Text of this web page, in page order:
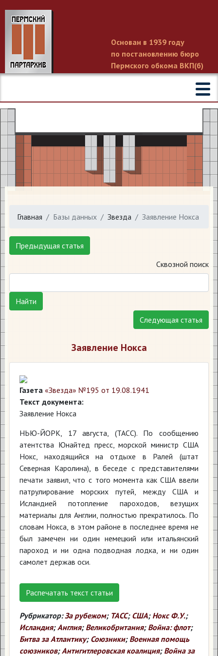
Основан в 1939 году
по постановлению бюро
Пермского обкома ВКП(б)
Главная Базы данных Звезда Заявление Нокса
Предыдущая статья
Сквозной поиск
Найти
Следующая статья
Заявление Нокса
Газета «Звезда» №195 от 19.08.1941
Текст документа:
Заявление Нокса
НЬЮ-ЙОРК, 17 августа, (ТАСС). По сообщению
атентства Юнайтед пресс, морской министр США
Нокс, находящийся на отдыхе в Ралей (штат
Северная Каролина), в беседе с представителями
печати заявил, что с того момента как США ввели
патрулирование морских путей, между США и
Исландией потопление пароходов, везущих
материалы для Англии, полностью прекратилось. По
словам Нокса, в этом районе в последнее время не
был замечен ни один немецкий или итальянский
пароход и ни одна подводная лодка, и ни один
самолет держав оси.
Распечатать текст статьи
Рубрикатор: За рубежом; ТАСС; США; Нокс Ф.У.;
Исландия;Англия; Великобритания; Война: флот;
Битва за Атлантику; Союзники; Военная помощь
союзников;Антигитлеровская коалиция; Война за